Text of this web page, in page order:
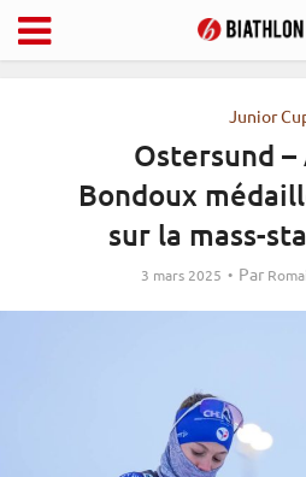
Junior
Ostersund
Bondoux
sur la mass-
3 mars 2025 Par